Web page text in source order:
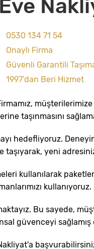
0530 134 71 54
Onaylı Firma
Güvenli Garantili
1997’dan Beri Hizmet
taşınmasını
hedefliyoruz.
taşıyarak, yeni
kullanılarak
kullanıyoruz.
Bu sayede,
güvenceyi sağlamış